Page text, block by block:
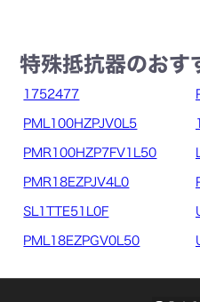
特殊抵抗器のおす
1752477
PML100HZPJV0L5
PMR100HZP7FV1L50
PMR18EZPJV4L0
SL1TTE51L0F
PML18EZPGV0L50